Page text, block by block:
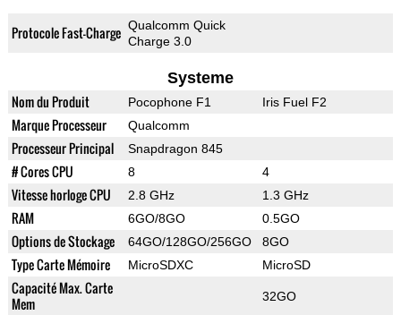
Protocole Fast-Charge Qualcomm Quick
Charge 3.0
Systeme
Nom du Produit Pocophone F1 Iris Fuel F2
Marque Processeur Qualcomm
Processeur Principal Snapdragon 845
# Cores CPU 8 4
Vitesse horloge CPU 2.8 GHz 1.3 GHz
RAM 6GO/8GO 0.5GO
Options de Stockage 64GO/128GO/256GO 8GO
Type Carte Mémoire MicroSDXC MicroSD
Capacité Max. Carte
Mem
32GO